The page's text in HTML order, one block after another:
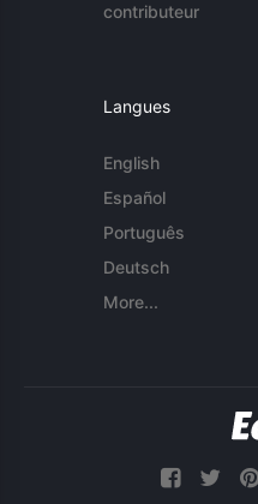
contributeur
Langues
English
Español
Português
Deutsch
More...